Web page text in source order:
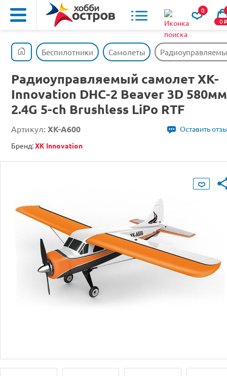
0
0o
Беспилотники Самолеты
Радиоуправляемый самолет XK-
Innovation DHC-2 Beaver 3D 580мм
2.4G 5-ch Brushless LiPo RTF
Артикул: XK-A600
Оставить
Бренд:XK Innovation